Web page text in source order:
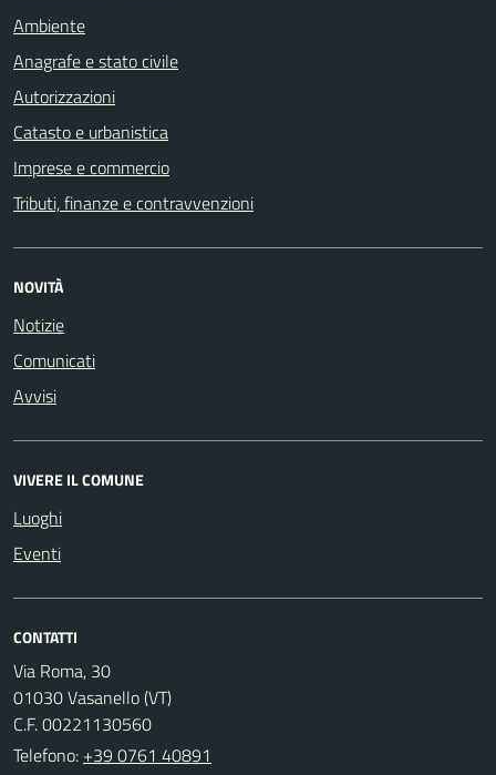
Ambiente
Anagrafe e stato civile
Autorizzazioni
Catasto e urbanistica
Imprese e commercio
Tributi, finanze e contravvenzioni
NOVITÀ
Notizie
Comunicati
Avvisi
VIVERE IL COMUNE
Luoghi
Eventi
CONTATTI
Via Roma, 30
01030 Vasanello (VT)
C.F. 00221130560
Telefono: +39 0761 40891